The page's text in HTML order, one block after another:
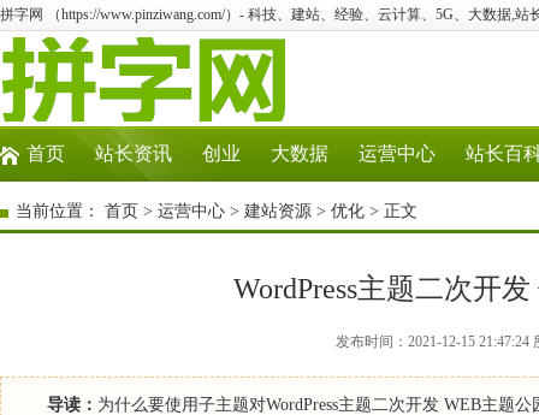
拼字网 （https://www.pinziwang.com/）- 科技、建站、经验、云计算、5G、大数据,站
首页 站长资讯 创业 大数据 运营中心 站长百
当前位置： 首页 > 运营中心 > 建站资源 > 优化 > 正文
WordPress主题二次开
发布时间：2021-12-15
导读： 为什么要使用子主题对WordPress主题二次开发 WEB主题